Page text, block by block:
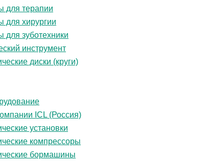
для терапии
для хирургии
для зуботехники
инструмент
диски (круги)
ICL (Россия)
установки
компрессоры
бормашины